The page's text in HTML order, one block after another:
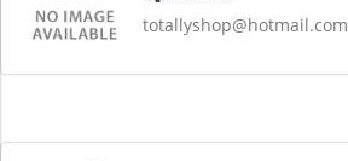
totallyshop@hotmail.com